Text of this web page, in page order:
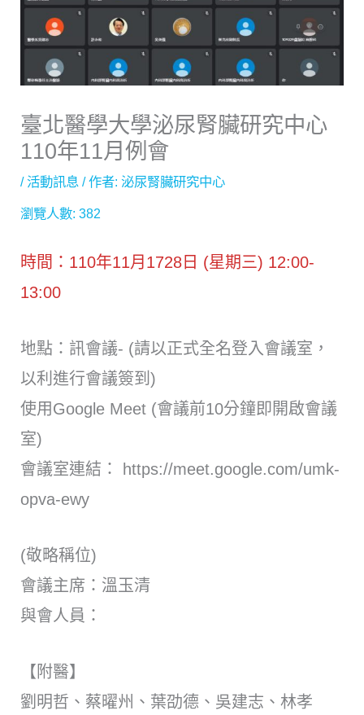
臺北醫學大學泌尿腎臟研究中心
110年11月例會
/ 活動訊息 / 作者:泌尿腎臟研究中心
瀏覽人數: 382
時間：110年11月1728日 (星期三) 12:00-
13:00
地點：訊會議- (請以正式全名登入會議室，
以利進行會議簽到)
使用Google Meet (會議前10分鐘即開啟會議
室)
會議室連結： https://meet.google.com/umk-
opva-ewy
(敬略稱位)
會議主席：溫玉清
與會人員：
【附醫】
劉明哲、蔡曜州、葉劭德、吳建志、林孝